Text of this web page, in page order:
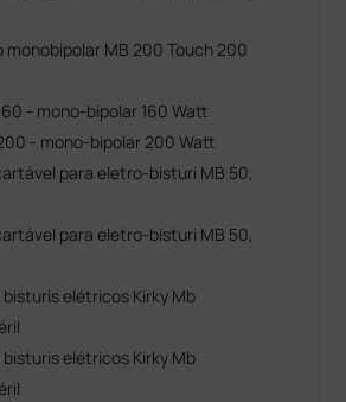
monobipolar MB 200 Touch 200
- mono-bipolar 160 Watt
- mono-bipolar 200 Watt
para eletro-bisturi MB 50,
para eletro-bisturi MB 50,
bisturis elétricos Kirky Mb
bisturis elétricos Kirky Mb